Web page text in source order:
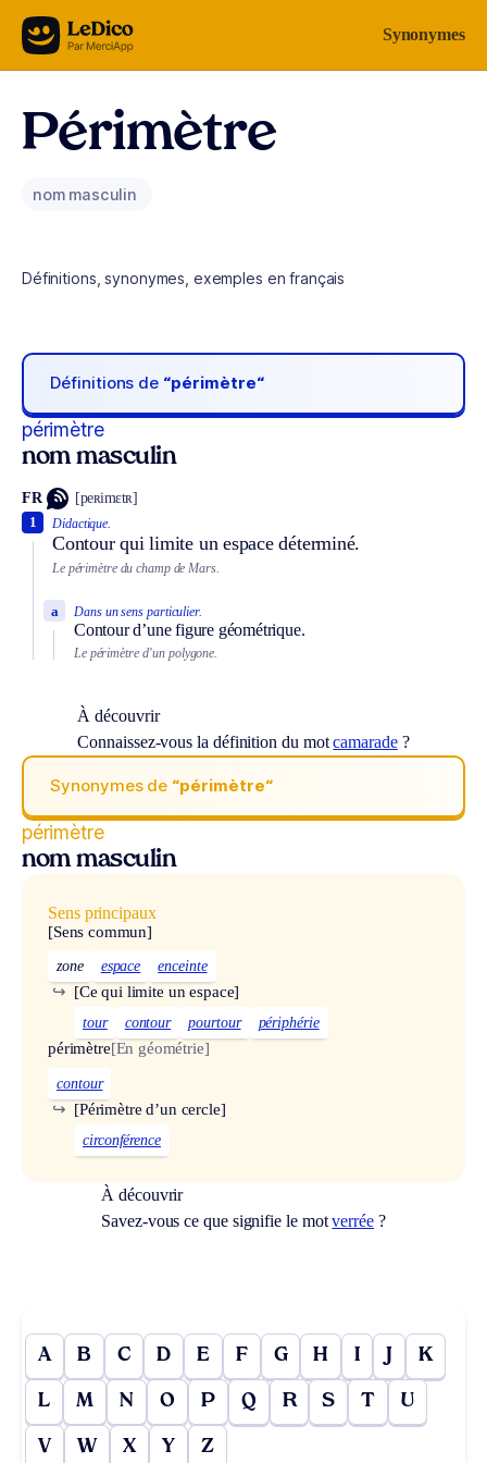
Aller au contenu Synonymes
Périmètre
nom masculin
Définitions, synonymes, exemples en français
Définitions de “périmètre“
périmètre
nom masculin
FR [peʀimɛtʀ]
Didactique.
Contour qui limite un espace déterminé.
1
Le périmètre du champ de Mars.
Dans un sens particulier.
Contour d’une figure géométrique.
a
Le périmètre d’un polygone.
À découvrir
Connaissez-vous la définition du motcamarade?
Synonymes de “périmètre“
périmètre
nom masculin
Sens principaux
[Sens commun]
zone espace enceinte
[Ce qui limite un espace]
↪
tour contour pourtour périphérie
périmètre[En géométrie]
contour
[Périmètre d’un cercle]
↪
circonférence
À découvrir
Savez-vous ce que signifie le motverrée?
A B C D E F G H I J K
L M N O P Q R S T U
V W X Y Z